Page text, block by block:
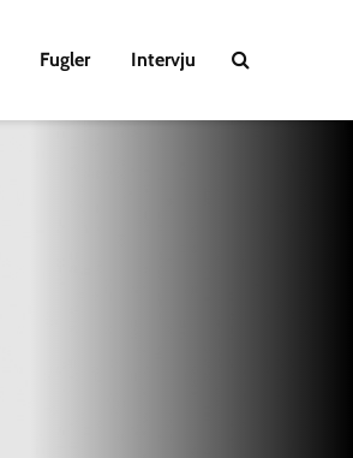
Fugler Intervju